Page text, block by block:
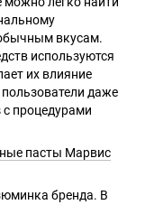
вкусам.
используются
их влияние
даже
с процедурами
пасты Марвис
бренда. В